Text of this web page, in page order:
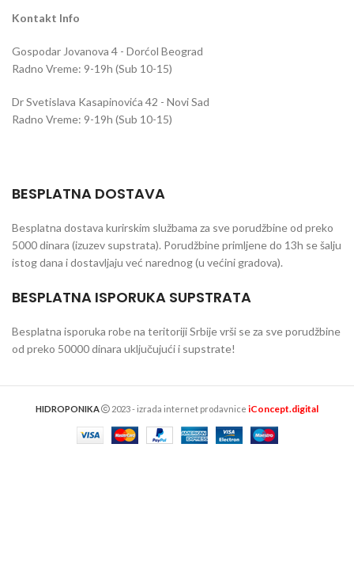
Kontakt Info
Gospodar Jovanova 4 - Dorćol Beograd
Radno Vreme: 9-19h (Sub 10-15)
Dr Svetislava Kasapinovića 42 - Novi Sad
Radno Vreme: 9-19h (Sub 10-15)
BESPLATNA DOSTAVA
Besplatna dostava kurirskim službama za sve porudžbine od preko
5000 dinara (izuzev supstrata). Porudžbine primljene do 13h se šalju
istog dana i dostavljaju već narednog (u većini gradova).
BESPLATNA ISPORUKA SUPSTRATA
Besplatna isporuka robe na teritoriji Srbije vrši se za sve porudžbine
od preko 50000 dinara uključujući i supstrate!
HIDROPONIKA 2023 - izrada internet prodavnice iConcept.digital